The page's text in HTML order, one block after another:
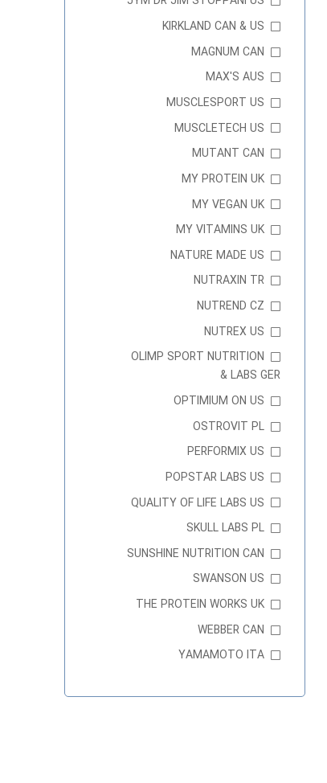
KIRKLAND CAN & US
MAGNUM CAN
MAX'S AUS
MUSCLESPORT US
MUSCLETECH US
MUTANT CAN
MY PROTEIN UK
MY VEGAN UK
MY VITAMINS UK
NATURE MADE US
NUTRAXIN TR
NUTREND CZ
NUTREX US
OLIMP SPORT NUTRITION
& LABS GER
OPTIMIUM ON US
OSTROVIT PL
PERFORMIX US
POPSTAR LABS US
QUALITY OF LIFE LABS US
SKULL LABS PL
SUNSHINE NUTRITION CAN
SWANSON US
THE PROTEIN WORKS UK
WEBBER CAN
YAMAMOTO ITA